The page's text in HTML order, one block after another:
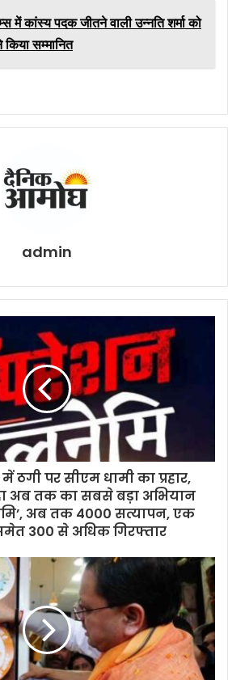
में कांस्य पदक जीतने वाली उन्नति शर्मा को
सम्मानित
admin
पर सीएम धामी का प्रहार,
अब तक का सबसे बड़ा अभियान
अब तक 4000 सत्यापन, एक
300 से अधिक गिरफ्तार